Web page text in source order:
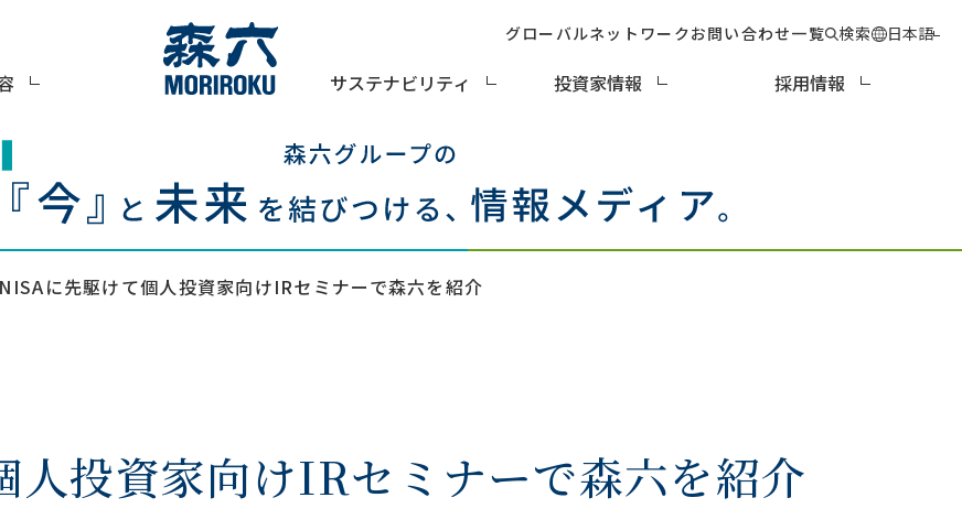
サステナビリティ 投資家情報 採用情報
グローバルネットワークお問い合わせ一覧 検索 日本語
に先駆けて個人投資家向けIRセミナーで森六を紹介
投資家向けIRセミナーで森六を紹介